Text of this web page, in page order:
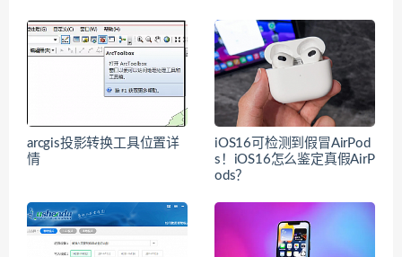
arcgis投影转换工具位置详
情
iOS16可检测到假冒AirPod
s！iOS16怎么鉴定真假AirP
ods？